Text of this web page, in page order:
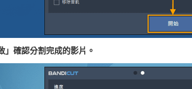
」確認分割完成的影片。